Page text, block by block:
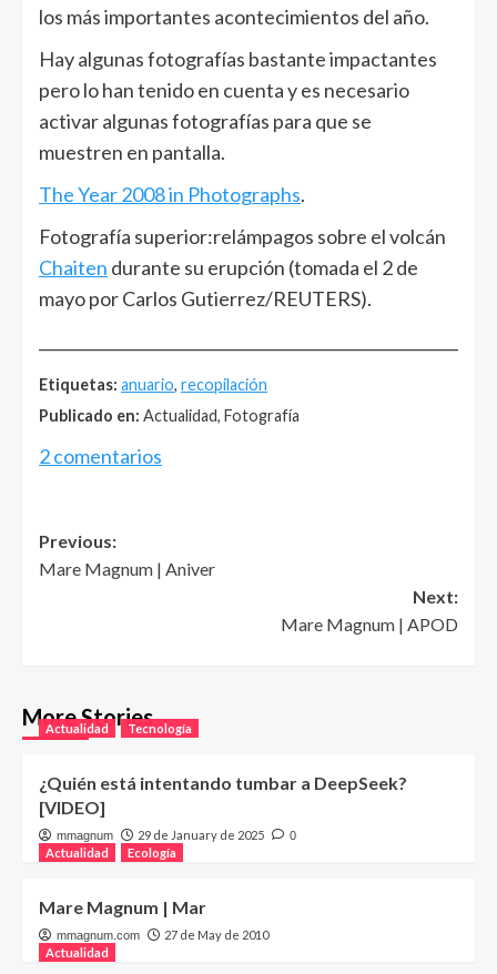
los más importantes acontecimientos del año.
Hay algunas fotografías bastante impactantes
pero lo han tenido en cuenta y es necesario
activar algunas fotografías para que se
muestren en pantalla.
The Year 2008 in Photographs.
Fotografía superior:relámpagos sobre el volcán
Chaiten durante su erupción (tomada el 2 de
mayo por Carlos Gutierrez/REUTERS).
Etiquetas: anuario, recopilación
Publicado en: Actualidad, Fotografía
2 comentarios
Post
navigation
Previous:
Mare Magnum | Aniver
Next:
Mare Magnum | APOD
More Stories
Actualidad Tecnología
¿Quién está intentando tumbar a DeepSeek?
[VIDEO]
mmagnum 29 de January de 2025 0
Actualidad Ecología
Mare Magnum | Mar
mmagnum.com
27 de May de 2010
Actualidad